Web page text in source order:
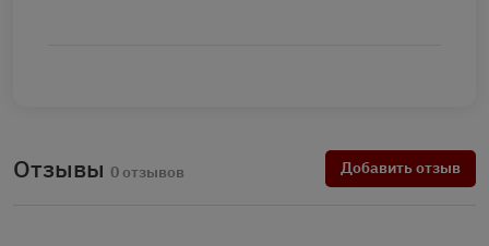
Отзывы 0 отзывов Добавить отзыв